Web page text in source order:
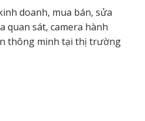
doanh, mua bán, sửa
quan sát, camera hành
thông minh tại thị trường